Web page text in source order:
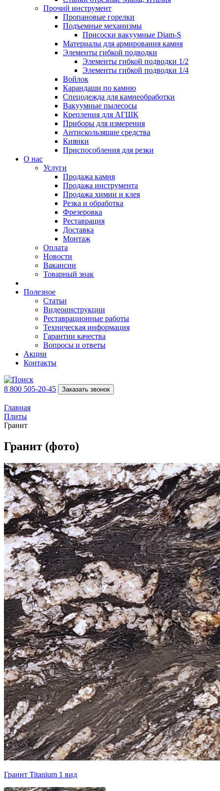
Прочий инструмент
Пропановые горелки
Подъeмные механизмы
Присоски вакуумные Diam-S
Материалы для армирования камня
Элементы гибкой подводки
Элементы гибкой подводки 1/2
Элементы гибкой подводки 1/4
Войлок
Карандаши по камню
Спецодежда для камнеобработки
Вакуумные пылесосы
Крепления для АГШК
Приборы для измерения
Антискользящие средства
Киянки
Приспособления для резки
О нас
Услуги
Продажа камня
Продажа инструмента
Продажа химии и клея
Резка и обработка
Фрезеровка
Реставрация
Доставка
Монтаж
Оплата
Новости
Вакансии
Товарный знак
Полезное
Статьи
Видеоинструкции
Реставрационные работы
Техническая информация
Гарантии качества
Вопросы и ответы
Акции
Контакты
8 800 505-20-45 Заказать звонок
Главная
Плиты
Гранит
Гранит (фото)
Гранит Titanium 1 вид